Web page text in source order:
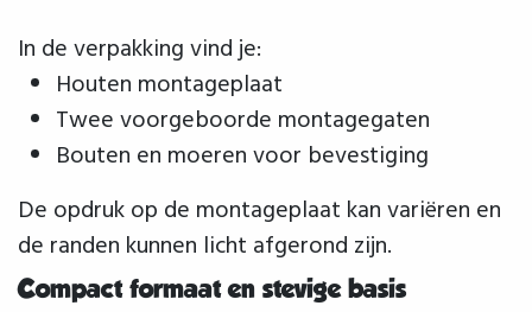
In de verpakking vind je:
Houten montageplaat
Twee voorgeboorde montagegaten
Bouten en moeren voor bevestiging
De opdruk op de montageplaat kan variëren en
de randen kunnen licht afgerond zijn.
Compact formaat en stevige basis